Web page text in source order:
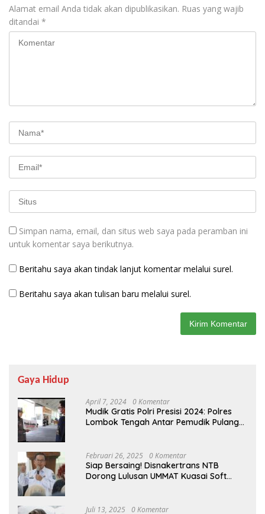
Alamat email Anda tidak akan dipublikasikan. Ruas yang wajib
ditandai *
Simpan nama, email, dan situs web saya pada peramban ini
untuk komentar saya berikutnya.
Beritahu saya akan tindak lanjut komentar melalui surel.
Beritahu saya akan tulisan baru melalui surel.
Gaya Hidup
April 7, 2024 0 Komentar
Mudik Gratis Polri Presisi 2024: Polres
Lombok Tengah Antar Pemudik Pulang
Februari 26, 2025 0 Komentar
Siap Bersaing! Disnakertrans NTB
Dorong Lulusan UMMAT Kuasai Soft
Juli 13, 2025 0 Komentar